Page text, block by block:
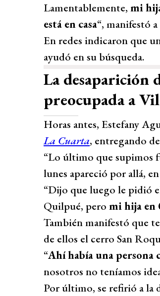
Lamentablemente, mi
está en casa“, manifestó
En redes indicaron que
ayudó en su búsqueda.
La desaparición
preocupada a
Horas antes, Estefany
La Cuarta, entregando
“Lo último que supimos
lunes apareció por allá,
“Dijo que luego le pidió
Quilpué, pero mi hija en
También manifestó que
de ellos el cerro San
“Ahí había una persona
nosotros no teníamos
Por último, se refirió a la